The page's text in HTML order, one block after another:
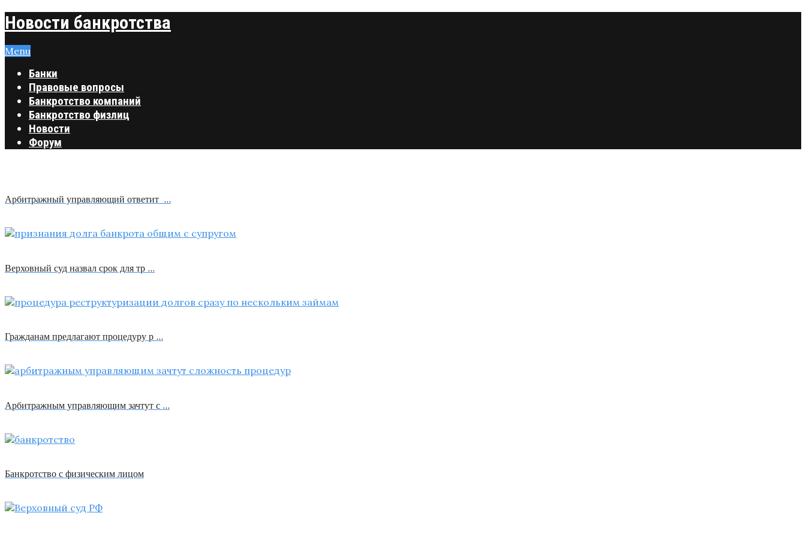
Новости банкротства
Menu
Банки
Правовые вопросы
Банкротство компаний
Банкротство физлиц
Новости
Форум
Арбитражный управляющий ответит …
Верховный суд назвал срок для тр …
Гражданам предлагают процедуру р …
Арбитражным управляющим зачтут с …
Банкротство с физическим лицом